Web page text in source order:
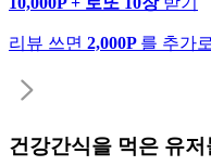
리뷰 쓰면 2,000P 를 추가
건강간식을 먹은 유